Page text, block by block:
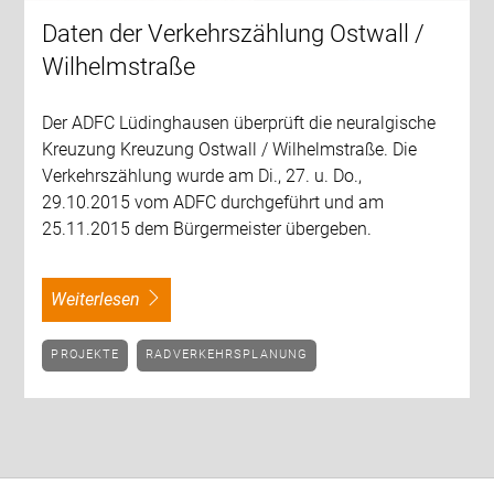
Daten der Verkehrszählung Ostwall /
Wilhelmstraße
Der ADFC Lüdinghausen überprüft die neuralgische
Kreuzung Kreuzung Ostwall / Wilhelmstraße. Die
Verkehrszählung wurde am Di., 27. u. Do.,
29.10.2015 vom ADFC durchgeführt und am
25.11.2015 dem Bürgermeister übergeben.
weiterlesen
PROJEKTE RADVERKEHRSPLANUNG